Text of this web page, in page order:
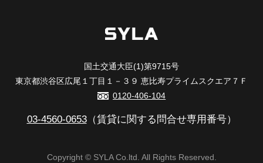
国土交通大臣(1)第9715号
東京都渋谷区広尾１丁目１－３９ 恵比寿プライムスクエア７Ｆ
0120-406-104
03-4560-0653（賃貸に関する問合せ専用番号）
Copyright © SYLA Co.ltd. All Rights Reserved.